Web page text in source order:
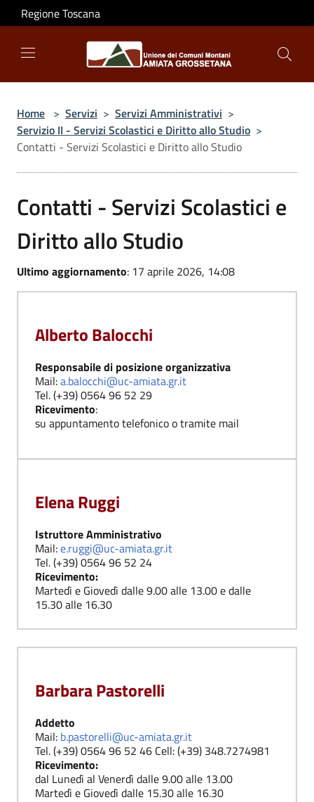
Salta al contenuto principale
Regione Toscana
Home > Servizi > Servizi Amministrativi >
Servizio II - Servizi Scolastici e Diritto allo Studio >
Contatti - Servizi Scolastici e Diritto allo Studio
Contatti - Servizi Scolastici e
Diritto allo Studio
Ultimo aggiornamento: 17 aprile 2026, 14:08
Alberto Balocchi
Responsabile di posizione organizzativa
Mail:a.balocchi@uc-amiata.gr.it
Tel. (+39) 0564 96 52 29
Ricevimento:
su appuntamento telefonico o tramite mail
Elena Ruggi
Istruttore Amministrativo
Mail:e.ruggi@uc-amiata.gr.it
Tel. (+39) 0564 96 52 24
Ricevimento:
Martedì e Giovedì dalle 9.00 alle 13.00 e dalle
15.30 alle 16.30
Barbara Pastorelli
Addetto
Mail: b.pastorelli@uc-amiata.gr.it
Tel. (+39) 0564 96 52 46 Cell: (+39) 348.7274981
Ricevimento:
dal Lunedì al Venerdì dalle 9.00 alle 13.00
Martedì e Giovedì dalle 15.30 alle 16.30